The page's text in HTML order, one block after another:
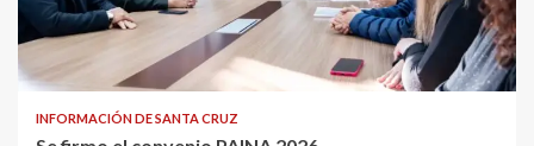
INFORMACIÓN DE SANTA CRUZ